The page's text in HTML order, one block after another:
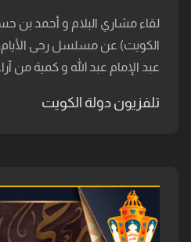
لقاء مشاري البلام و أحمد بن
الكويت) عن مسلسل رحى
عبد الإمام عبد الله و كمية من
تلفزيون دولة الكويت